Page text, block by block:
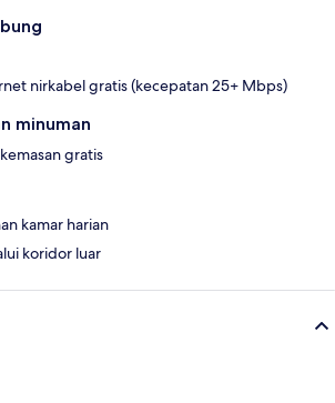
nirkabel gratis (kecepatan 25+ Mbps)
minuman
gratis
kamar harian
koridor luar